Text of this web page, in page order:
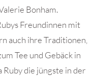
Bonham.
Freundinnen mit
auch ihre Traditionen,
Tee und Gebäck in
Ruby die jüngste in der